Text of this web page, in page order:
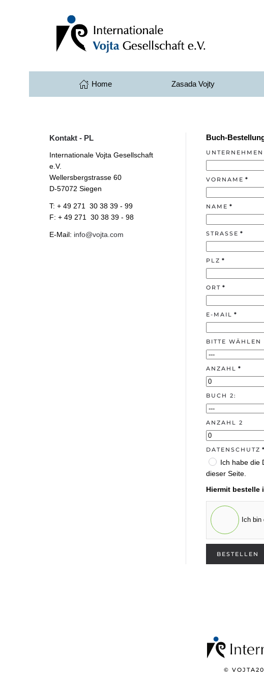
Przejdź do głównej treści
Home Zasada Vojty
Buch-
UNTERNEHMEN
VORNAME *
NAME *
STRASSE *
PLZ *
ORT *
E-MAIL *
BITTE
ANZAHL *
BUCH 2:
ANZAHL 2
DATENSCHUTZ *
Ich habe die
dieser Seite.
Hiermit bestelle
Ich
BESTELLEN
Kontakt - PL
Internationale Vojta Gesellschaft
e.V.
Wellersbergstrasse 60
D-57072 Siegen
T: + 49 271 30 38 39 - 99
F: + 49 271 30 38 39 - 98
E-Mail: info@vojta.com
© VOJTA